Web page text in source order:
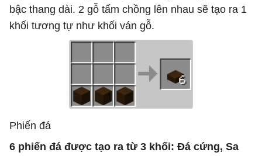
bậc thang dài. 2 gỗ tấm chồng lên nhau sẽ tạo ra 1
khối tương tự như khối ván gỗ.
Phiến đá
6 phiến đá được tạo ra từ 3 khối: Đá cứng, Sa